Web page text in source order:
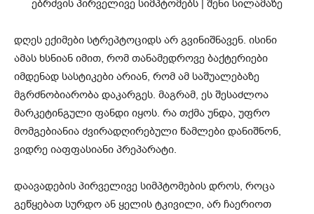
დღეს ექიმები სტრეპტოციდს არ გვინიშნავენ. ისინი
ამას ხსნიან იმით, რომ თანამედროვე ბაქტერიები
იმდენად სასტიკები არიან, რომ ამ საშუალებაზე
მგრძნობიარობა დაკარგეს. მაგრამ, ეს შესაძლოა
მარკეტინგული ფანდი იყოს. რა თქმა უნდა, უფრო
მომგებიანია ძვირადღირებული წამლები დანიშნონ,
ვიდრე იაფფასიანი პრეპარატი.
დაავადების პირველივე სიმპტომების დროს, როცა
გეწყებათ სურდო ან ყელის ტკივილი, არ ჩაერიოთ